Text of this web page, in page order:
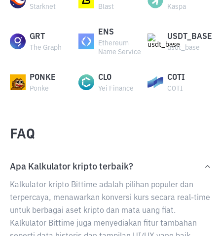
Starknet Blast Kaspa
GRT
The Graph
ENS
Ethereum
Name Service
USDT_BASE
usdt_base
PONKE
Ponke
CLO
Yei Finance
COTI
COTI
FAQ
Apa Kalkulator kripto terbaik?
Kalkulator kripto Bittime adalah pilihan populer dan
terpercaya, menawarkan konversi kurs secara real-time
untuk berbagai aset kripto dan mata uang fiat.
Kalkulator Bittime juga menyediakan fitur tambahan